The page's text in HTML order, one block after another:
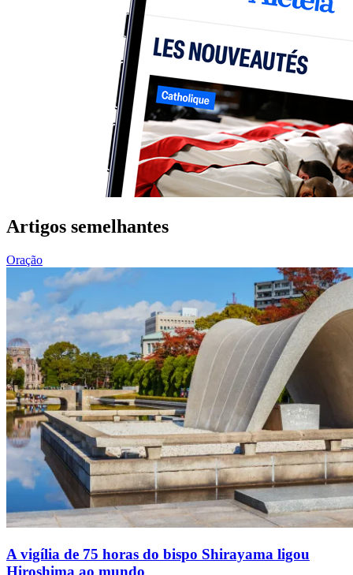
Artigos semelhantes
Oração
A vigília de 75 horas do bispo Shirayama ligou
Hiroshima ao mundo